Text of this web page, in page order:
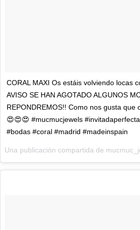
CORAL MAXI Os estáis volviendo locas
AVISO SE HAN AGOTADO ALGUNOS
REPONDREMOS!! Como nos gusta que
😍😍😍 #mucmucjewels
#bodas #coral #madrid #madeinspain